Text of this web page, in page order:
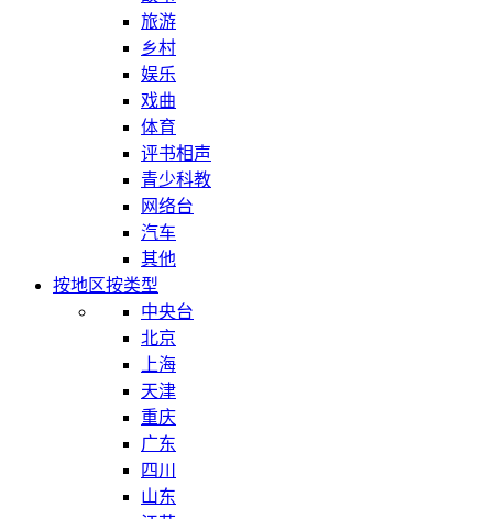
旅游
乡村
娱乐
戏曲
体育
评书相声
青少科教
网络台
汽车
其他
按地区按类型
中央台
北京
上海
天津
重庆
广东
四川
山东